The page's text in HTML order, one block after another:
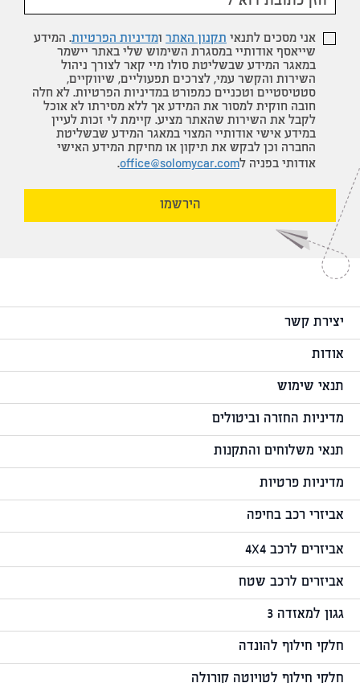
אני מסכים לתנאי תקנון האתר ומדיניות הפרטיות. המידע
שייאסף אודותיי במסגרת השימוש שלי באתר יישמר
במאגר המידע שבשליטת סולו מיי קאר לצורך ניהול
השירות והקשר עמי, לצרכים תפעוליים, שיווקיים,
סטטיסטיים וטכניים כמפורט במדיניות הפרטיות. לא חלה
חובה חוקית למסור את המידע אך ללא מסירתו לא אוכל
לקבל את השירות שהאתר מציע. קיימת לי זכות לעיין
במידע אישי אודותיי המצוי במאגר המידע שבשליטת
החברה וכן לבקש את תיקון או מחיקת המידע האישי
אודותי בפניה לoffice@solomycar.com
.
הירשמו
יצירת קשר
אודות
תנאי שימוש
מדיניות החזרה וביטולים
תנאי משלוחים והתקנות
מדיניות פרטיות
אביזרי רכב בחיפה
אביזרים לרכב 4X4
אביזרים לרכב שטח
גגון למאזדה 3
חלקי חילוף להונדה
חלקי חילוף לטויוטה קורולה